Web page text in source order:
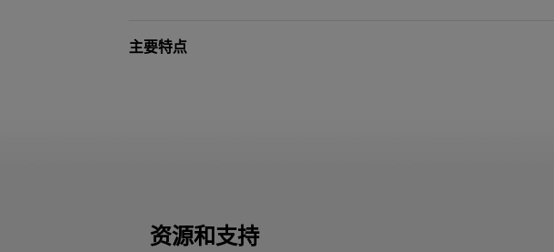
主要特点
资源和支持